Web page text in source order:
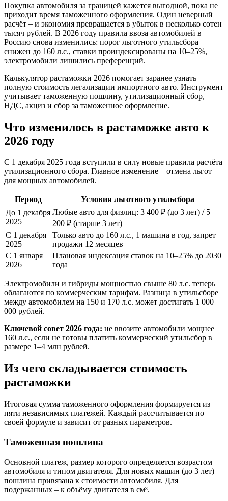
Покупка автомобиля за границей кажется выгодной, пока не
приходит время таможенного оформления. Один неверный
расчёт – и экономия превращается в убыток в несколько сотен
тысяч рублей. В 2026 году правила ввоза автомобилей в
Россию снова изменились: порог льготного утильсбора
снижен до 160 л.с., ставки проиндексированы на 10–25%,
электромобили лишились преференций.
Калькулятор растаможки 2026 помогает заранее узнать
полную стоимость легализации импортного авто. Инструмент
учитывает таможенную пошлину, утилизационный сбор,
НДС, акциз и сбор за таможенное оформление.
Что изменилось в растаможке авто к
2026 году
С 1 декабря 2025 года вступили в силу новые правила расчёта
утилизационного сбора. Главное изменение – отмена льгот
для мощных автомобилей.
Период
Условия льготного утильсбора
До 1 декабря
2025
Любые авто для физлиц: 3 400 ₽ (до 3 лет) / 5
200 ₽ (старше 3 лет)
С 1 декабря
2025
Только авто до 160 л.с., 1 машина в год, запрет
продажи 12 месяцев
С 1 января
2026
Плановая индексация ставок на 10–25% до 2030
года
Электромобили и гибриды мощностью свыше 80 л.с. теперь
облагаются по коммерческим тарифам. Разница в утильсборе
между автомобилем на 150 и 170 л.с. может достигать 1 000
000 рублей.
Ключевой совет 2026 года: не ввозите автомобили мощнее
160 л.с., если не готовы платить коммерческий утильсбор в
размере 1–4 млн рублей.
Из чего складывается стоимость
растаможки
Итоговая сумма таможенного оформления формируется из
пяти независимых платежей. Каждый рассчитывается по
своей формуле и зависит от разных параметров.
Таможенная пошлина
Основной платеж, размер которого определяется возрастом
автомобиля и типом двигателя. Для новых машин (до 3 лет)
пошлина привязана к стоимости автомобиля. Для
подержанных – к объёму двигателя в см³.